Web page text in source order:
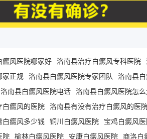
癜风医院哪家好 洛南县治疗白癜风专科医院
家正规 洛南县白癜风医院专家团队 洛南县
洛南县白癜风医院电话 洛南县白癜风医院怎
白癜风的医院 洛南县有没有治疗白癜风的医
白癜风多少钱 铜川白癜风医院 宝鸡白癜风
院 榆林白癜风医院 安康白癜风医院 商洛白